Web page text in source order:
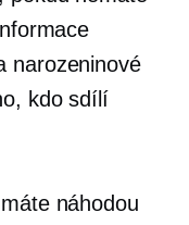
narozeninové
kdo sdílí
náhodou